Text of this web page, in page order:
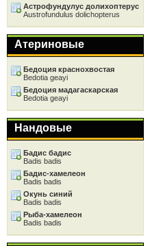
Астрофундулус долихоптерус
Austrofundulus dolichopterus
Атериновые
Бедоция краснохвостая
Bedotia geayi
Бедоция мадагаскарская
Bedotia geayi
Нандовые
Бадис бадис
Badis badis
Бадис-хамелеон
Badis badis
Окунь синий
Badis badis
Рыба-хамелеон
Badis badis